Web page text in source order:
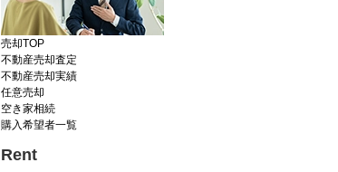
売却TOP
不動産売却査定
不動産売却実績
任意売却
空き家相続
購入希望者一覧
Rent